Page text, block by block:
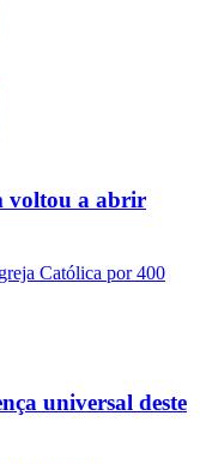
voltou a abrir
Católica por 400
universal deste